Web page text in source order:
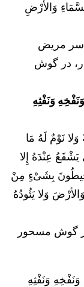
وَالأرْضِ
سر مریض
در گوش
وَنَفْثِهِ
وَلا نَوْمٌ لَهُ مَا
عِنْدَهُ إِلا
یُحِیطُونَ بِشَیْءٍ مِنْ
وَلا یَئُودُهُ
در گوش مسحور
وَنَفْثِهِ